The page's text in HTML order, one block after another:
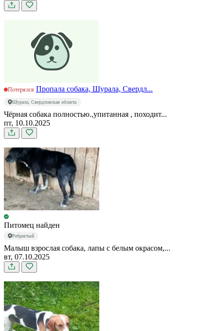
Потерялся Пропала собака, Шурала, Свердл...
Шурала, Свердловская область
Чёрная собака полностью.,упитанная , походит...
пт, 10.10.2025
Питомец найден
Ребристый
Малыш взрослая собака, лапы с белым окрасом,...
вт, 07.10.2025